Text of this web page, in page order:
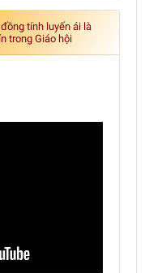
tính luyến ái là
trong Giáo hội